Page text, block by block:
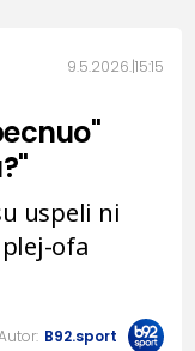
9.5.2026. 15:15
uspeli ni
ofa
B92.sport